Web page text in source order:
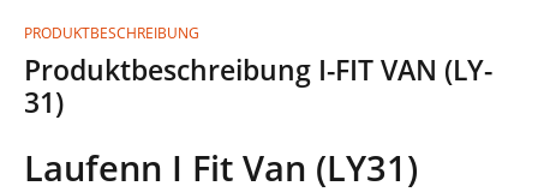
PRODUKTBESCHREIBUNG
Produktbeschreibung I-FIT VAN (LY-
31)
Laufenn I Fit Van (LY31)